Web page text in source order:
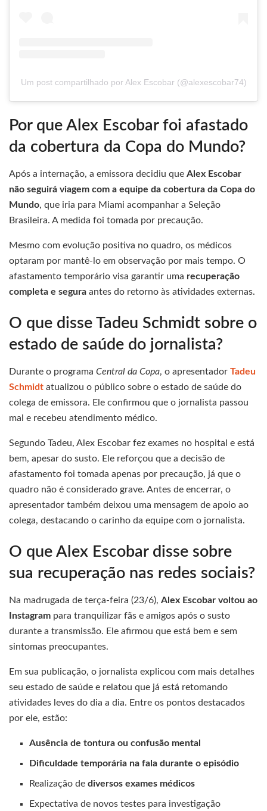
Um post compartilhado por Alex Escobar (@alexescobar74)
Por que Alex Escobar foi afastado
da cobertura da Copa do Mundo?
Após a internação, a emissora decidiu que Alex Escobar
não seguirá viagem com a equipe da cobertura da Copa do
Mundo, que iria para Miami acompanhar a Seleção
Brasileira. A medida foi tomada por precaução.
Mesmo com evolução positiva no quadro, os médicos
optaram por mantê-lo em observação por mais tempo. O
afastamento temporário visa garantir uma recuperação
completa e segura antes do retorno às atividades externas.
O que disse Tadeu Schmidt sobre o
estado de saúde do jornalista?
Durante o programa Central da Copa, o apresentador Tadeu
Schmidt atualizou o público sobre o estado de saúde do
colega de emissora. Ele confirmou que o jornalista passou
mal e recebeu atendimento médico.
Segundo Tadeu, Alex Escobar fez exames no hospital e está
bem, apesar do susto. Ele reforçou que a decisão de
afastamento foi tomada apenas por precaução, já que o
quadro não é considerado grave. Antes de encerrar, o
apresentador também deixou uma mensagem de apoio ao
colega, destacando o carinho da equipe com o jornalista.
O que Alex Escobar disse sobre
sua recuperação nas redes sociais?
Na madrugada de terça-feira (23/6), Alex Escobar voltou ao
Instagram para tranquilizar fãs e amigos após o susto
durante a transmissão. Ele afirmou que está bem e sem
sintomas preocupantes.
Em sua publicação, o jornalista explicou com mais detalhes
seu estado de saúde e relatou que já está retomando
atividades leves do dia a dia. Entre os pontos destacados
por ele, estão:
Ausência de tontura ou confusão mental
Dificuldade temporária na fala durante o episódio
Realização dediversos exames médicos
Expectativa de novos testes para investigação